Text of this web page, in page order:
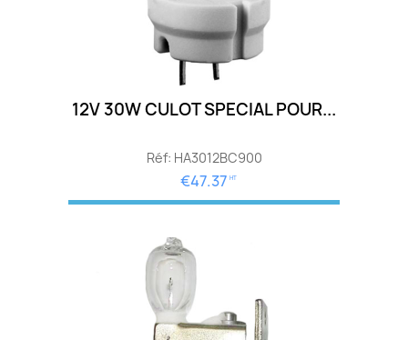
12V 30W CULOT SPECIAL POUR...
Réf: HA3012BC900
€47.37 HT